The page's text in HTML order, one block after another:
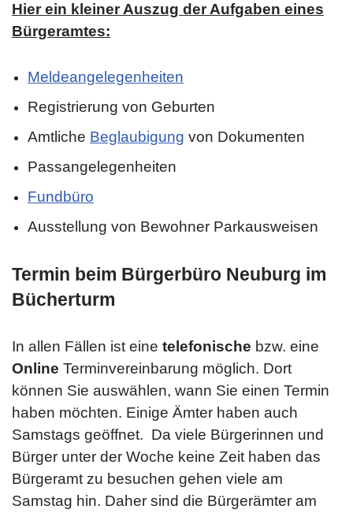
Hier ein kleiner Auszug der Aufgaben eines
Bürgeramtes:
Meldeangelegenheiten
Registrierung von Geburten
Amtliche Beglaubigung von Dokumenten
Passangelegenheiten
Fundbüro
Ausstellung von Bewohner Parkausweisen
Termin beim Bürgerbüro Neuburg im
Bücherturm
In allen Fällen ist eine telefonische bzw. eine
Online Terminvereinbarung möglich. Dort
können Sie auswählen, wann Sie einen Termin
haben möchten. Einige Ämter haben auch
Samstags geöffnet. Da viele Bürgerinnen und
Bürger unter der Woche keine Zeit haben das
Bürgeramt zu besuchen gehen viele am
Samstag hin. Daher sind die Bürgerämter am